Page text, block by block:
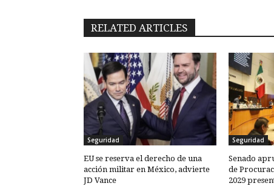
RELATED ARTICLES
Seguridad
EU se reserva el derecho de una
acción militar en México, advierte
JD Vance
Seguridad
Senado
de
2029